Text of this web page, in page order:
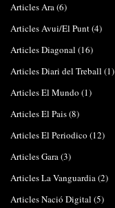
Articles Ara(6)
Articles Avui/El Punt(4)
Articles Diagonal (16)
Articles Diari del Treball (1)
Articles El Mundo (1)
Articles El Pais(8)
Articles El Periodico (12)
Articles Gara(3)
Articles La Vanguardia(2)
Articles Nació Digital (5)